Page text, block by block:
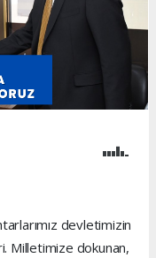
devletimizin
Milletimize dokunan,